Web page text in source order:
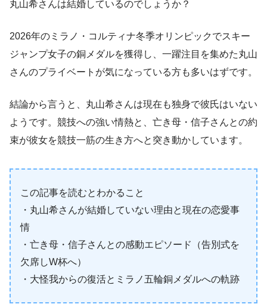
丸山希さんは結婚しているのでしょうか？
2026年のミラノ・コルティナ冬季オリンピックでスキー
ジャンプ女子の銅メダルを獲得し、一躍注目を集めた丸山
さんのプライベートが気になっている方も多いはずです。
結論から言うと、丸山希さんは現在も独身で彼氏はいない
ようです。競技への強い情熱と、亡き母・信子さんとの約
束が彼女を競技一筋の生き方へと突き動かしています。
この記事を読むとわかること
・丸山希さんが結婚していない理由と現在の恋愛事
情
・亡き母・信子さんとの感動エピソード（告別式を
欠席しW杯へ）
・大怪我からの復活とミラノ五輪銅メダルへの軌跡